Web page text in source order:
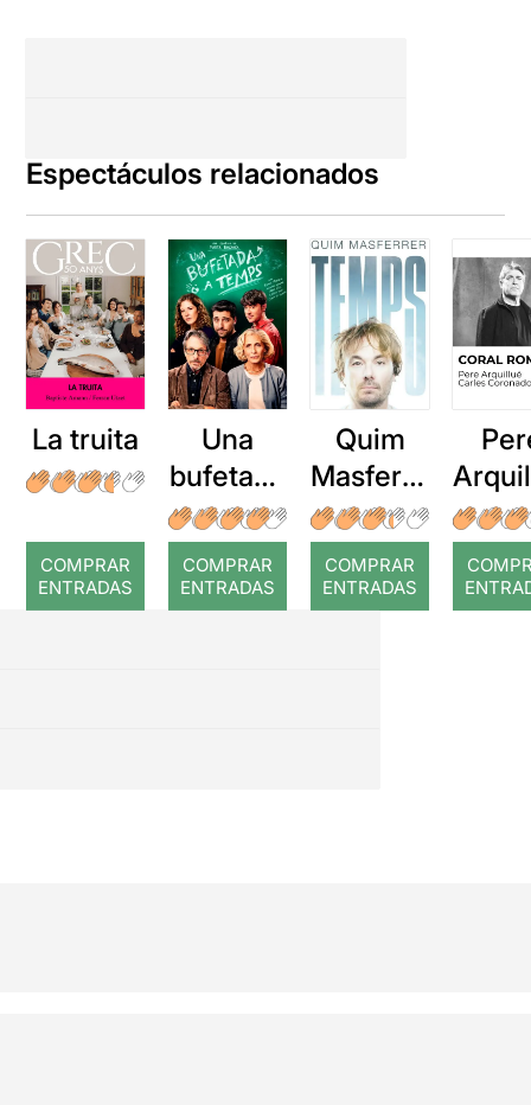
Espectáculos relacionados
La truita
COMPRAR
ENTRADAS
Una
bufetada
a temps
COMPRAR
ENTRADAS
Quim
Masferre
r: Temps
COMPRAR
ENTRADAS
: